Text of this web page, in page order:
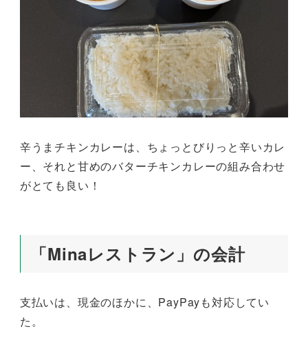
辛うまチキンカレーは、ちょっとびりっと辛いカレ
ー、それと甘めのバターチキンカレーの組み合わせ
がとても良い！
「Minaレストラン」の会計
支払いは、現金のほかに、PayPayも対応してい
た。